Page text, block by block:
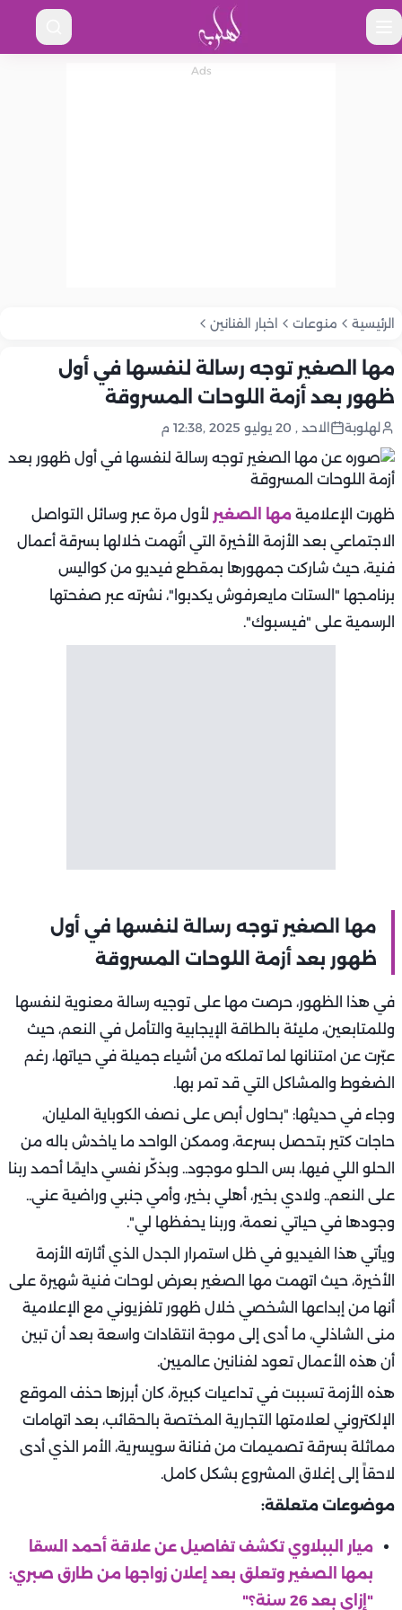
الرئيسية منوعات اخبار الفنانين
مها الصغير توجه رسالة لنفسها في أول
ظهور بعد أزمة اللوحات المسروقة
لهلوبة الاحد , 20 يوليو 2025 ,12:38 م
ظهرت الإعلامية مها الصغير لأول مرة عبر وسائل التواصل
الاجتماعي بعد الأزمة الأخيرة التي اتُهمت خلالها بسرقة أعمال
فنية، حيث شاركت جمهورها بمقطع فيديو من كواليس
برنامجها "الستات مايعرفوش يكدبوا"، نشرته عبر صفحتها
الرسمية على "فيسبوك".
مها الصغير توجه رسالة لنفسها في أول
ظهور بعد أزمة اللوحات المسروقة
في هذا الظهور، حرصت مها على توجيه رسالة معنوية لنفسها
وللمتابعين، مليئة بالطاقة الإيجابية والتأمل في النعم، حيث
عبّرت عن امتنانها لما تملكه من أشياء جميلة في حياتها، رغم
الضغوط والمشاكل التي قد تمر بها.
وجاء في حديثها: "بحاول أبص على نصف الكوباية المليان،
حاجات كتير بتحصل بسرعة، وممكن الواحد ما ياخدش باله من
الحلو اللي فيها، بس الحلو موجود.. وبذكّر نفسي دايمًا أحمد ربنا
على النعم.. ولادي بخير، أهلي بخير، وأمي جنبي وراضية عني..
وجودها في حياتي نعمة، وربنا يحفظها لي".
ويأتي هذا الفيديو في ظل استمرار الجدل الذي أثارته الأزمة
الأخيرة، حيث اتهمت مها الصغير بعرض لوحات فنية شهيرة على
أنها من إبداعها الشخصي خلال ظهور تلفزيوني مع الإعلامية
منى الشاذلي، ما أدى إلى موجة انتقادات واسعة بعد أن تبين
أن هذه الأعمال تعود لفنانين عالميين.
هذه الأزمة تسببت في تداعيات كبيرة، كان أبرزها حذف الموقع
الإلكتروني لعلامتها التجارية المختصة بالحقائب، بعد اتهامات
مماثلة بسرقة تصميمات من فنانة سويسرية، الأمر الذي أدى
لاحقاً إلى إغلاق المشروع بشكل كامل.
موضوعات متعلقة:
ميار الببلاوي تكشف تفاصيل عن علاقة أحمد السقا
بمها الصغير وتعلق بعد إعلان زواجها من طارق صبري:
"إزاي بعد 26 سنة؟"